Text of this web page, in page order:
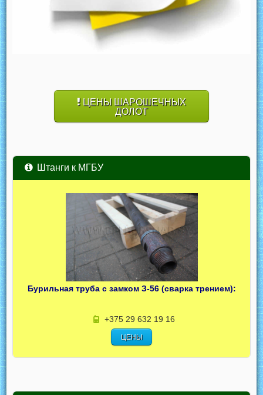
ЦЕНЫ ШАРОШЕЧНЫХ
ДОЛОТ
Штанги к МГБУ
Бурильная труба с замком З-56 (сварка трением):
+375 29 632 19 16
ЦЕНЫ